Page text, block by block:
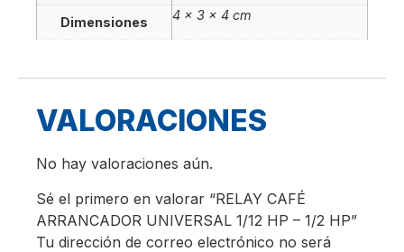
Dimensiones 4 × 3 × 4 cm
VALORACIONES
No hay valoraciones aún.
Sé el primero en valorar “RELAY CAFÉ
ARRANCADOR UNIVERSAL 1/12 HP – 1/2 HP”
Tu dirección de correo electrónico no será